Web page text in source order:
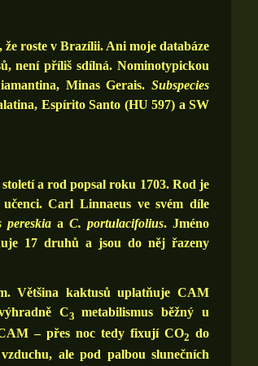
že roste v Brazílii. Ani moje databáze
není příliš sdílná. Nominotypickou
Minas Gerais. Subspecies
Espírito Santo (HU 597) a SW
a rod popsal roku 1703. Rod je
Carl Linnaeus ve svém díle
pereskia aC. portulacifolius. Jméno
17 druhů a jsou do něj řazeny
Většina kaktusů uplatňuje CAM
C3metabilismus běžný u
– přes noc tedy fixují CO2 do
ale pod palbou slunečních